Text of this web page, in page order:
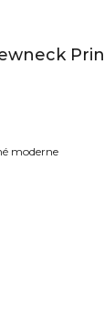
moderne